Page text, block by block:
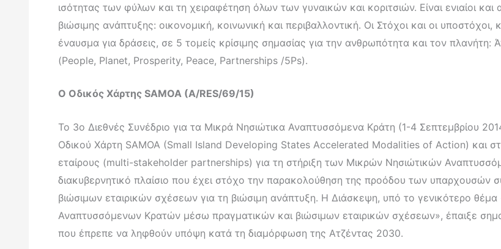
ισότητας των φύλων και τη χειραφέτηση όλων των γυναικών και κοριτσιών. Είναι ενιαίοι και
βιώσιμης ανάπτυξης: οικονομική, κοινωνική και περιβαλλοντική. Οι Στόχοι και οι
έναυσμα για δράσεις, σε 5 τομείς κρίσιμης σημασίας για την ανθρωπότητα και τον πλανήτη:
(People, Planet, Prosperity, Peace, Partnerships /5Ps).
Ο Οδικός Χάρτης SAMOA (A/RES/69/15)
Το 3ο Διεθνές Συνέδριο για τα Μικρά Νησιώτικα Αναπτυσσόμενα Κράτη (1-4 Σεπτεμβρίου
Οδικού Χάρτη SAMOA (Small Island Developing States Accelerated Modalities of Action) και
εταίρους (multi-stakeholder partnerships) για τη στήριξη των Μικρών Νησιώτικών
διακυβερνητικό πλαίσιο που έχει στόχο την παρακολούθηση της προόδου των υπαρχουσών
βιώσιμων εταιρικών σχέσεων για τη βιώσιμη ανάπτυξη. Η Διάσκεψη, υπό το γενικότερο
Αναπτυσσόμενων Κρατών μέσω πραγματικών και βιώσιμων εταιρικών σχέσεων», έπαιξε
που έπρεπε να ληφθούν υπόψη κατά τη διαμόρφωση της Ατζέντας 2030.